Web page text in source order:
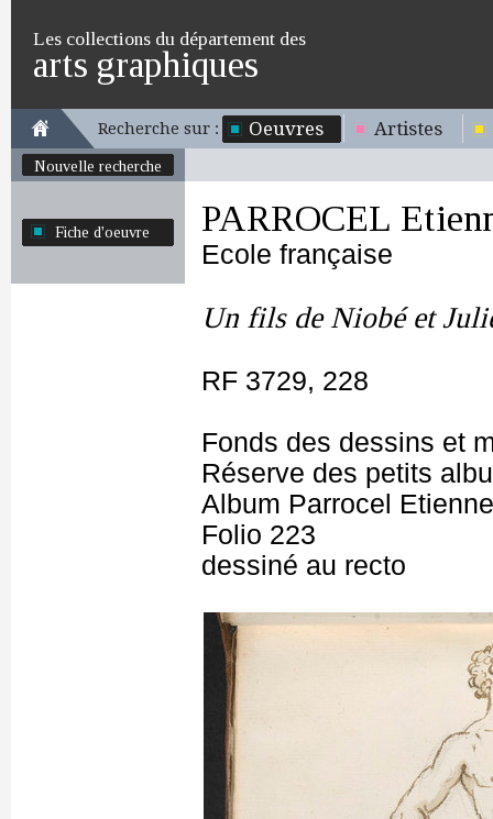
Les collections du département des
arts graphiques
Recherche sur : Oeuvres Artistes
Nouvelle recherche
Fiche d'oeuvre PARROCEL
Ecole française
Un fils de Niobé et
RF 3729, 228
Fonds des dessins et
Réserve des petits
Album Parrocel Etienne
Folio 223
dessiné au recto